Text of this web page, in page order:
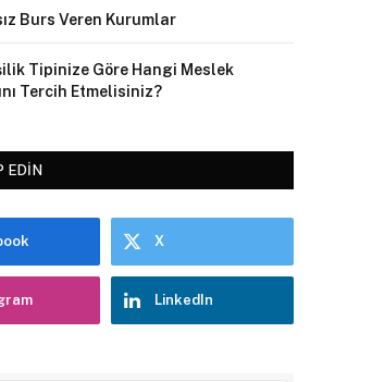
Burs Veren Kurumlar
Tipinize Göre Hangi Meslek
Tercih Etmelisiniz?
EDIN
X
LinkedIn